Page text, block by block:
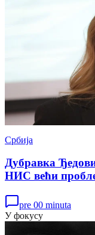
Србија
Дубравка
НИС већи
pre 00 minuta
У фокусу